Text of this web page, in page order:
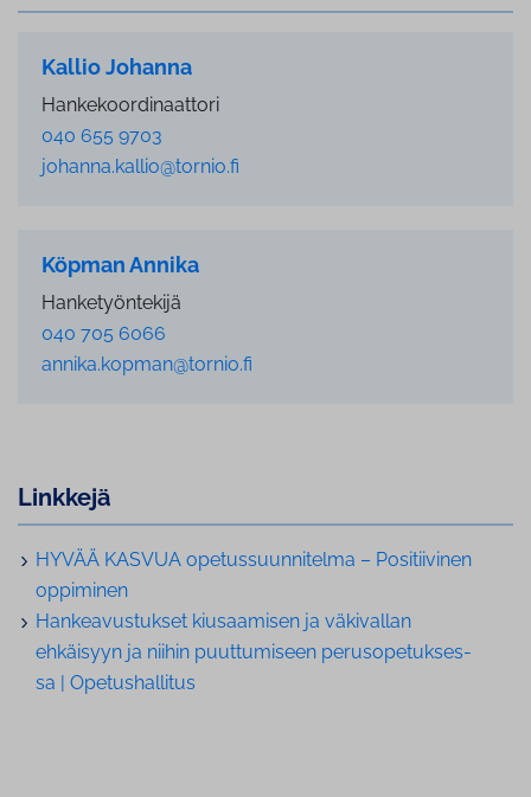
Kallio Johanna
Hankekoordinaattori
040 655 9703
johanna.kallio@tornio.fi
Köpman Annika
Hanketyöntekijä
040 705 6066
annika.kopman@tornio.fi
Linkkejä
HYVÄÄ KASVUA ope­tus­suun­ni­tel­ma – Po­si­tii­vi­nen
oppiminen
Han­kea­vus­tuk­set kiusaamisen ja väkivallan
ehkäisyyn ja niihin puut­tu­mi­seen pe­rus­o­pe­tuk­ses­
sa | Ope­tus­hal­li­tus